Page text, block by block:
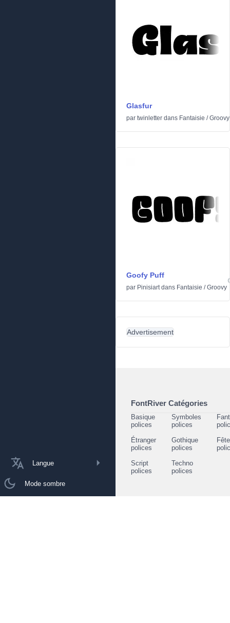
Langue
Mode sombre
Glasfur
par twinletter dans Fantaisie /Groovy
Goofy Puff
par Pinisiartdans Fantaisie /Groovy
Advertisement
FontRiver Catégories
Basique
polices
Symboles
polices
Étranger
polices
Gothique
polices
Script
polices
Techno
polices